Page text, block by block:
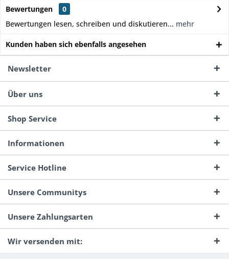
Bewertungen
0
Bewertungen lesen, schreiben und diskutieren... mehr
Kunden haben sich ebenfalls angesehen
Newsletter
Über uns
Shop Service
Informationen
Service Hotline
Unsere Communitys
Unsere Zahlungsarten
Wir versenden mit: